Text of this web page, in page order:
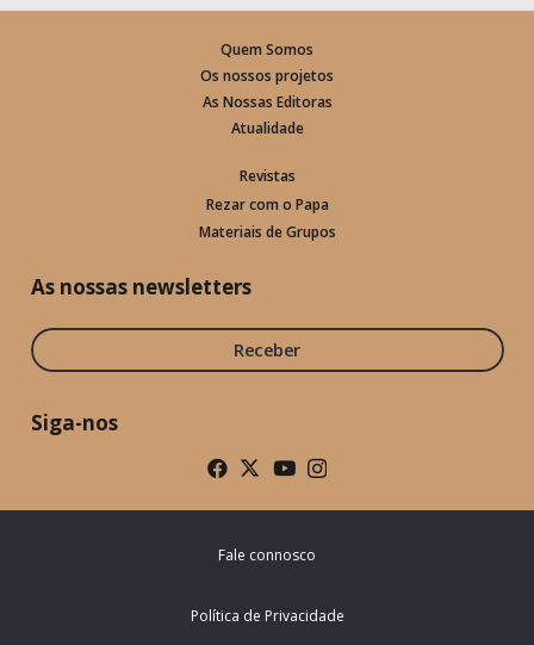
Quem Somos
Os nossos projetos
As Nossas Editoras
Atualidade
Revistas
Rezar com o Papa
Materiais de Grupos
As nossas newsletters
Receber
Siga-nos
Fale connosco
Política de Privacidade